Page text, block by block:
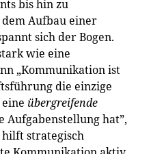
bis hin zu
Aufbau einer
sich der Bogen.
wie eine
„Kommunikation ist
die einzige
übergreifende
Aufgabenstellung hat”,
strategisch